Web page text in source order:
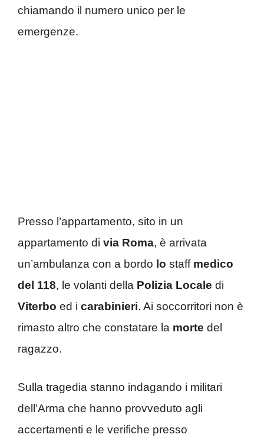
chiamando il numero unico per le
emergenze.
Presso l’appartamento, sito in un
appartamento di via Roma, è arrivata
un’ambulanza con a bordo lo staff medico
del 118, le volanti della Polizia Locale di
Viterbo ed i carabinieri. Ai soccorritori non è
rimasto altro che constatare la morte del
ragazzo.
Sulla tragedia stanno indagando i militari
dell’Arma che hanno provveduto agli
accertamenti e le verifiche presso